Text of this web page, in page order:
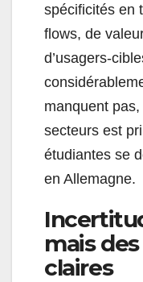
spécificités en
flows, de
d’usagers-
manquent
secteurs est
étudiantes se
en Allemagne.
mais
claires